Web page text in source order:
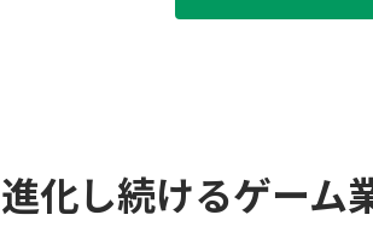
進化し続けるゲーム